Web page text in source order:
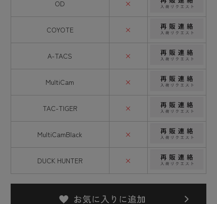
OD ×
COYOTE ×
A-TACS ×
MultiCam ×
TAC-TIGER ×
MultiCamBlack ×
DUCK HUNTER ×